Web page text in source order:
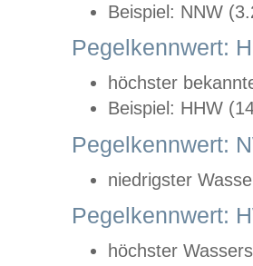
Beispiel: NNW
Pegelkennwert:
höchster
Beispiel: HHW
Pegelkennwert:
niedrigster
Pegelkennwert:
höchster